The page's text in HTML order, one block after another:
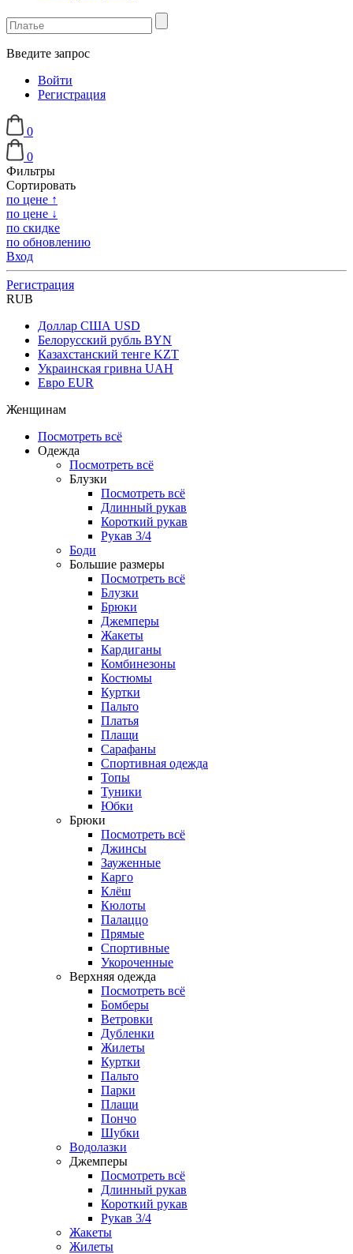
Введите запрос
Войти
Регистрация
0
0
Фильтры
Сортировать
по цене ↑
по цене ↓
по скидке
по обновлению
Вход
Регистрация
RUB
Доллар США USD
Белорусский рубль BYN
Казахстанский тенге KZT
Украинская гривна UAH
Евро EUR
Женщинам
Посмотреть всё
Одежда
Посмотреть всё
Блузки
Посмотреть всё
Длинный рукав
Короткий рукав
Рукав 3/4
Боди
Большие размеры
Посмотреть всё
Блузки
Брюки
Джемперы
Жакеты
Кардиганы
Комбинезоны
Костюмы
Куртки
Пальто
Платья
Плащи
Сарафаны
Спортивная одежда
Топы
Туники
Юбки
Брюки
Посмотреть всё
Джинсы
Зауженные
Карго
Клёш
Кюлоты
Палаццо
Прямые
Спортивные
Укороченные
Верхняя одежда
Посмотреть всё
Бомберы
Ветровки
Дубленки
Жилеты
Куртки
Пальто
Парки
Плащи
Пончо
Шубки
Водолазки
Джемперы
Посмотреть всё
Длинный рукав
Короткий рукав
Рукав 3/4
Жакеты
Жилеты